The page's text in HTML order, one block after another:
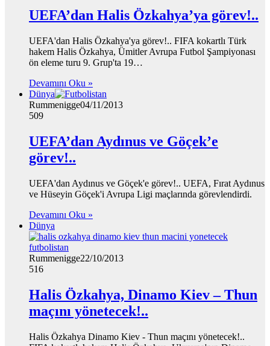
UEFA’dan Halis Özkahya’ya görev!..
UEFA'dan Halis Özkahya'ya görev!.. FIFA kokartlı Türk
hakem Halis Özkahya, Ümitler Avrupa Futbol Şampiyonası
ön eleme turu 9. Grup'ta 19…
Devamını Oku »
Dünya
Rummenigge04/11/2013
509
UEFA’dan Aydınus ve Göçek’e
görev!..
UEFA'dan Aydınus ve Göçek'e görev!.. UEFA, Fırat Aydınus
ve Hüseyin Göçek'i Avrupa Ligi maçlarında görevlendirdi.
Devamını Oku »
Dünya
Rummenigge22/10/2013
516
Halis Özkahya, Dinamo Kiev – Thun
maçını yönetecek!..
Halis Özkahya Dinamo Kiev - Thun maçını yönetecek!..